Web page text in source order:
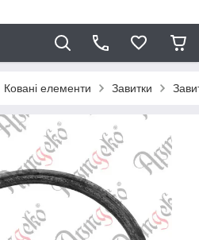
Ковані елементи Завитки